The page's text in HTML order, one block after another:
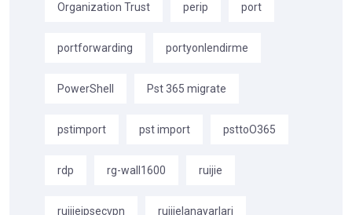
Organization Trust perip port
portforwarding portyonlendirme
PowerShell Pst 365 migrate
pstimport pst import psttoO365
rdp rg-wall1600 ruijie
ruijieipsecvpn ruijielanayarlari